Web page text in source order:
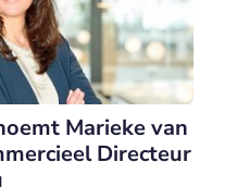
Marieke van
Directeur